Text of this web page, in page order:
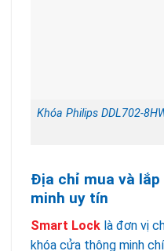
Khóa Philips DDL702-
Địa chỉ mua và
minh uy tín
Smart Lock là đơn vị
khóa cửa thông minh